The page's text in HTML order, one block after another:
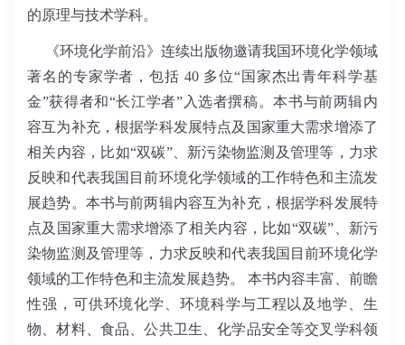
的原理与技术学科。
《环境化学前沿》连续出版物邀请我国环境化学领域
著名的专家学者，包括 40 多位“国家杰出青年科学基
金”获得者和“长江学者”入选者撰稿。本书与前两辑内
容互为补充，根据学科发展特点及国家重大需求增添了
相关内容，比如“双碳”、新污染物监测及管理等，力求
反映和代表我国目前环境化学领域的工作特色和主流发
展趋势。本书与前两辑内容互为补充，根据学科发展特
点及国家重大需求增添了相关内容，比如“双碳”、新污
染物监测及管理等，力求反映和代表我国目前环境化学
领域的工作特色和主流发展趋势。 本书内容丰富、前瞻
性强，可供环境化学、环境科学与工程以及地学、生
物、材料、食品、公共卫生、化学品安全等交叉学科领